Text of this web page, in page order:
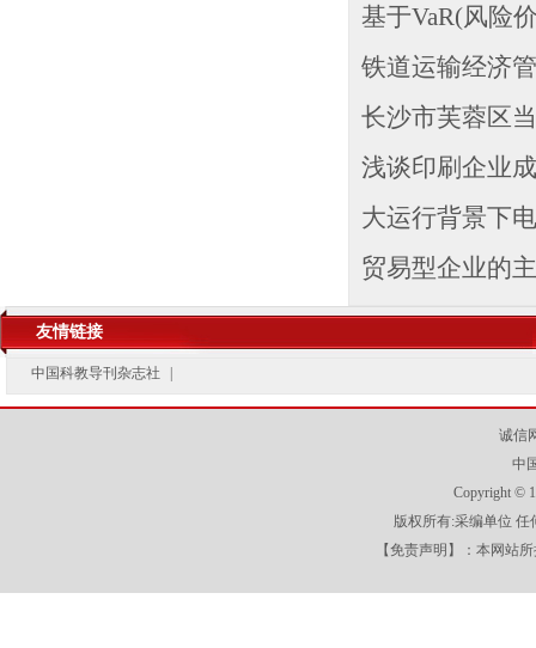
基于VaR(风险
铁道运输经济
长沙市芙蓉区
浅谈印刷企业
大运行背景下
贸易型企业的
友情链接
中国科教导刊杂志社
诚信
中
Copyright ©
版权所有:采编单位
【免责声明】：本网站